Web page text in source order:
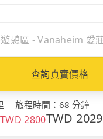
查詢真實價格
旅程時間 ： 68 分鐘
TWD2800TWD 2029